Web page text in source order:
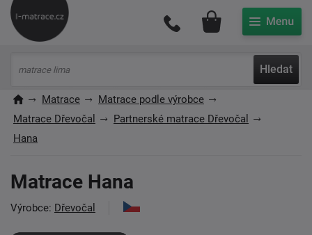
Hledat
Můj účet
Matrace
Matrace podle výrobce
Matrace Dřevočal
Partnerské matrace Dřevočal
Hana
Matrace Hana
Výrobce: Dřevočal